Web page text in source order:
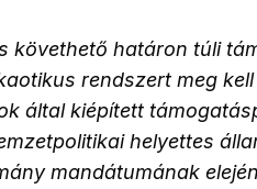
követhető határon túli
rendszert meg
által kiépített
helyettes
mandátumának